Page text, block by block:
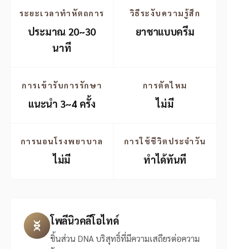
ระยะเวลาทำหัตถการ
ประมาณ 20~30
นาที
วิธีระงับความรู้สึก
ยาชาแบบครีม
การเข้ารับการรักษา
แนะนำ 3~4 ครั้ง
การตัดไหม
ไม่มี
การนอนโรงพยาบาล
ไม่มี
การใช้ชีวิตประจำวัน
ทำได้ทันที
โพลีนิวคลีโอไทด์
ชิ้นส่วน DNA บริสุทธิ์ที่มีความเสถียรต่อความ